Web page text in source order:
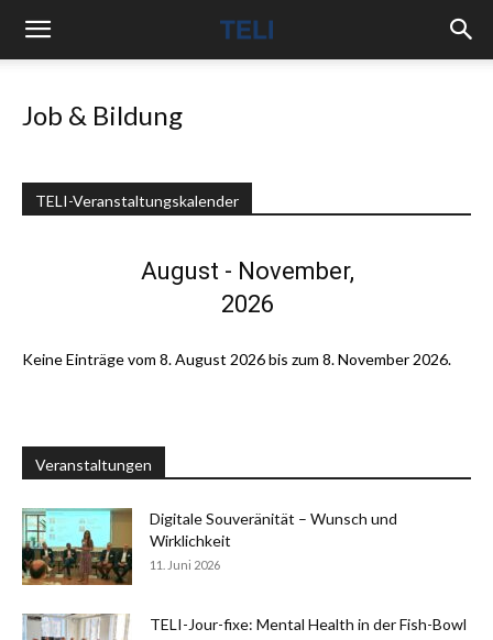
Job & Bildung
TELI-Veranstaltungskalender
August - November,
2026
Keine Einträge vom 8. August 2026 bis zum 8. November 2026.
Veranstaltungen
Digitale Souveränität – Wunsch und
Wirklichkeit
11. Juni 2026
TELI-Jour-fixe: Mental Health in der Fish-Bowl